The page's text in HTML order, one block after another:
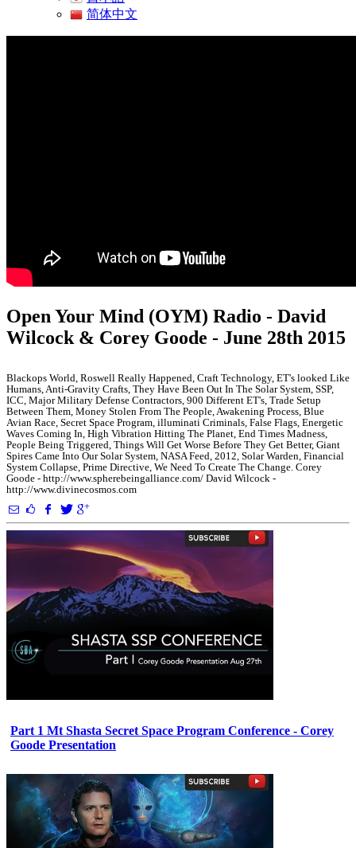
简体中文
Open Your Mind (OYM) Radio - David
Wilcock & Corey Goode - June 28th 2015
Blackops World, Roswell Really Happened, Craft Technology, ET's looked Like
Humans, Anti-Gravity Crafts, They Have Been Out In The Solar System, SSP,
ICC, Major Military Defense Contractors, 900 Different ET's, Trade Setup
Between Them, Money Stolen From The People, Awakening Process, Blue
Avian Race, Secret Space Program, illuminati Criminals, False Flags, Energetic
Waves Coming In, High Vibration Hitting The Planet, End Times Madness,
People Being Triggered, Things Will Get Worse Before They Get Better, Giant
Spires Came Into Our Solar System, NASA Feed, 2012, Solar Warden, Financial
System Collapse, Prime Directive, We Need To Create The Change. Corey
Goode - http://www.spherebeingalliance.com/ David Wilcock -
http://www.divinecosmos.com
Part 1 Mt Shasta Secret Space Program Conference - Corey
Goode Presentation